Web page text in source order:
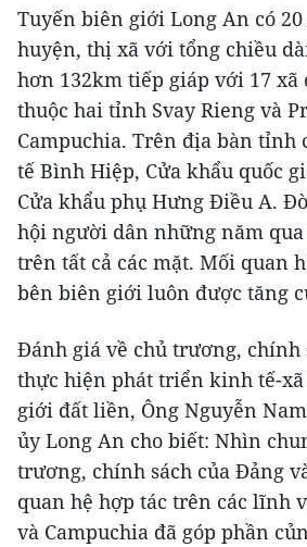
Tuyến biên giới Long An có 20
huyện, thị xã với tổng chiều
hơn 132km tiếp giáp với 17 xã
thuộc hai tỉnh Svay Rieng và
Campuchia. Trên địa bàn tỉnh
tế Bình Hiệp, Cửa khẩu quốc
Cửa khẩu phụ Hưng Điều A.
hội người dân những năm
trên tất cả các mặt. Mối quan
bên biên giới luôn được tăng
Đánh giá về chủ trương, chính
thực hiện phát triển kinh tế-
giới đất liền, Ông Nguyễn
ủy Long An cho biết: Nhìn
trương, chính sách của Đảng
quan hệ hợp tác trên các lĩnh
và Campuchia đã góp phần